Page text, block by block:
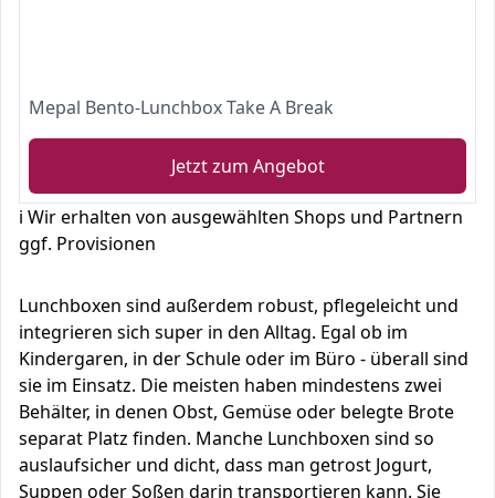
Mepal Bento-Lunchbox Take A Break
Jetzt zum Angebot
ℹ️ Wir erhalten von ausgewählten Shops und Partnern
ggf. Provisionen
Lunchboxen sind außerdem robust, pflegeleicht und
integrieren sich super in den Alltag. Egal ob im
Kindergaren, in der Schule oder im Büro - überall sind
sie im Einsatz. Die meisten haben mindestens zwei
Behälter, in denen Obst, Gemüse oder belegte Brote
separat Platz finden. Manche Lunchboxen sind so
auslaufsicher und dicht, dass man getrost Jogurt,
Suppen oder Soßen darin transportieren kann. Sie